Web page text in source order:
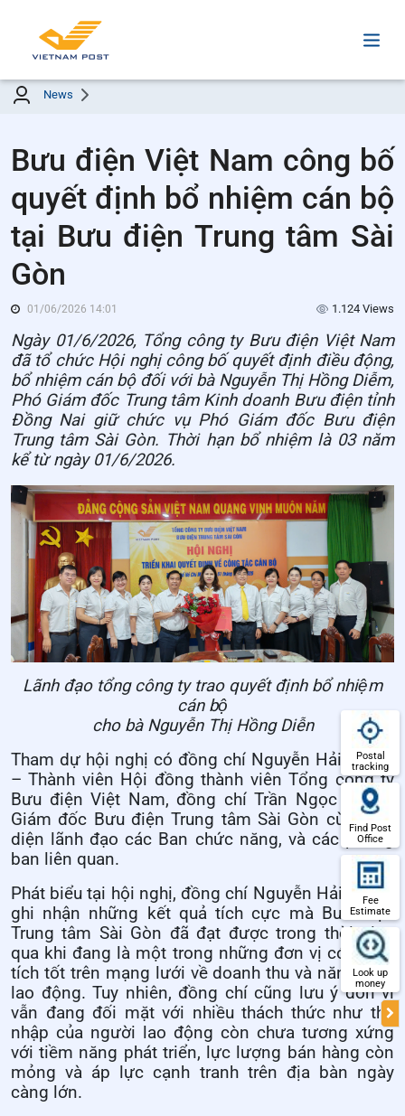
News
Bưu điện Việt Nam công bố
quyết định bổ nhiệm cán bộ
tại Bưu điện Trung tâm Sài
Gòn
01/06/2026 14:01 1.124 Views
Ngày 01/6/2026, Tổng công ty Bưu điện Việt Nam
đã tổ chức Hội nghị công bố quyết định điều động,
bổ nhiệm cán bộ đối với bà Nguyễn Thị Hồng Diễm,
Phó Giám đốc Trung tâm Kinh doanh Bưu điện tỉnh
Đồng Nai giữ chức vụ Phó Giám đốc Bưu điện
Trung tâm Sài Gòn. Thời hạn bổ nhiệm là 03 năm
kể từ ngày 01/6/2026.
Lãnh đạo tổng công ty trao quyết định bổ nhiệm
cán bộ
cho bà Nguyễn Thị Hồng Diễn
Tham dự hội nghị có đồng chí Nguyễn Hải Thanh
– Thành viên Hội đồng thành viên Tổng công ty
Bưu điện Việt Nam, đồng chí Trần Ngọc Kim –
Giám đốc Bưu điện Trung tâm Sài Gòn cùng đại
diện lãnh đạo các Ban chức năng, và các phòng
ban liên quan.
Phát biểu tại hội nghị, đồng chí Nguyễn Hải Thanh
ghi nhận những kết quả tích cực mà Bưu điện
Trung tâm Sài Gòn đã đạt được trong thời gian
qua khi đang là một trong những đơn vị có thành
tích tốt trên mạng lưới về doanh thu và năng suất
lao động. Tuy nhiên, đồng chí cũng lưu ý đơn vị
vẫn đang đối mặt với nhiều thách thức như thu
nhập của người lao động còn chưa tương xứng
với tiềm năng phát triển, lực lượng bán hàng còn
mỏng và áp lực cạnh tranh trên địa bàn ngày
càng lớn.
Postal
tracking
Find Post
Office
Fee
Estimate
Look up
money